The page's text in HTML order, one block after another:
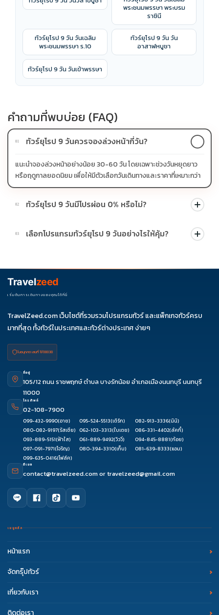
พระชนมพรรษา พระบรม
ราชินี
ทัวร์ยุโรป 9 วัน วันเฉลิม
พระชนมพรรษา ร.10
ทัวร์ยุโรป 9 วัน วัน
อาสาฬหบูชา
ทัวร์ยุโรป 9 วัน วันเข้าพรรษา
คำถามที่พบบ่อย (FAQ)
01 ทัวร์ยุโรป 9 วันควรจองล่วงหน้ากี่วัน?
แนะนำจองล่วงหน้าอย่างน้อย 30-60 วัน โดยเฉพาะช่วงวันหยุดยาว
หรือฤดูกาลยอดนิยม เพื่อให้มีตัวเลือกวันเดินทางและราคาที่เหมาะกว่า
02 ทัวร์ยุโรป 9 วันมีโปรผ่อน 0% หรือไม่?
บางโปรแกรมมีโปรผ่อน 0% หรือโปรโมชั่นบัตรเครดิตตามเงื่อนไขที่
บริษัทกำหนด สามารถดูสัญลักษณ์โปรโมชั่นในรายการทัวร์แต่ละ
03 เลือกโปรแกรมทัวร์ยุโรป 9 วันอย่างไรให้คุ้ม?
ช่วงราคา ไม่ควรเทียบจากราคาต่ำสุดเพียงอย่างเดียว
Travelzeed
เริ่มต้นการเดินทางของคุณได้ที่นี่
TravelZeed.com เว็บไซต์ที่รวมรวมโปรแกรมทัวร์ และแพ็กเกจทัวร์ครบ
มากที่สุด ทั้งทัวร์ในประเทศและทัวร์ต่างประเทศ ง่ายๆ
ใบอนุญาต เลขที่ 11/08038
ที่อยู่
105/12 ถนน ราชพฤกษ์ ตำบล บางรักน้อย อำเภอเมืองนนทบุรี นนทบุรี
11000
โทรศัพท์
02-108-7900
099-432-9990(อาย) 095-524-5513(เติร์ก) 082-913-3336(นินิ)
080-082-9197(รัสเซีย) 062-103-3313(ใบเตย) 086-331-4402(ลัคกี้)
093-889-5151(ฟ้าใส) 061-889-9492(วิววี่) 094-845-8881(ก้อย)
097-091-7971(โจริญ) 080-394-3310(เก็บ) 081-639-8333(แอม)
099-635-0416(โฟล์ค)
อีเมล
contact@travelzeed.comortravelzeed@gmail.com
เมนูหลัก
หน้าแรก
จัดกรุ๊ปทัวร์
เกี่ยวกับเรา
ติดต่อเรา